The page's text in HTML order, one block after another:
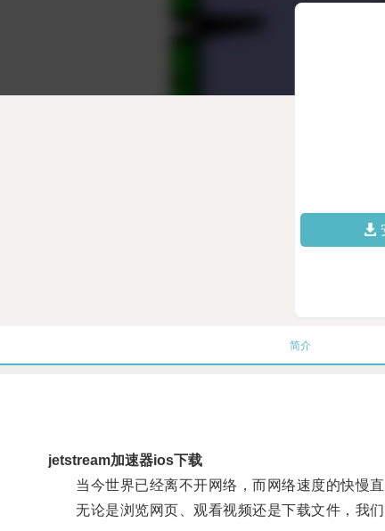
简介
jetstream加速器ios下载
当今世界已经离不开网络，而网络速度的快慢直
无论是浏览网页、观看视频还是下载文件，我们